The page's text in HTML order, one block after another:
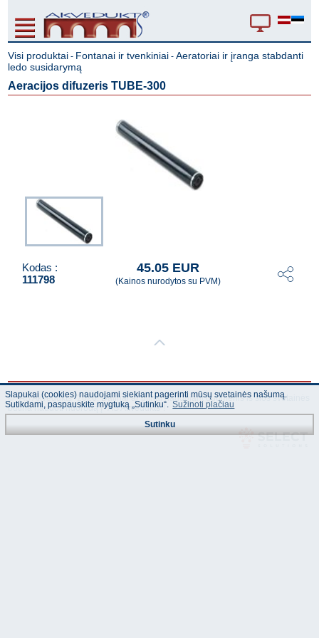
Visi produktai - Fontanai ir tvenkiniai -Aeratoriai ir įranga stabdanti
ledo susidarymą
Aeracijos difuzeris TUBE-300
Kodas :
111798
45.05 EUR
(Kainos nurodytos su PVM)
© "AS Akvedukts" 2026. Dalinai ar pilnai naudojant duomenis iš šios svetainės
būtina naudoti nuorodą Į "AS Akvedukts"!
Slapukai (cookies) naudojami siekiant pagerinti mūsų svetainės našumą.
Sutikdami, paspauskite mygtuką „Sutinku“. Sužinoti plačiau
Sutinku